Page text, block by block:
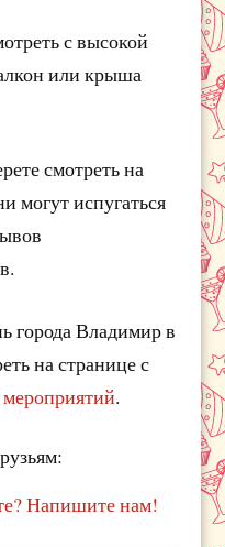
с высокой
или крыша
смотреть на
могут испугаться
города Владимир в
на странице с
.
Напишите нам!